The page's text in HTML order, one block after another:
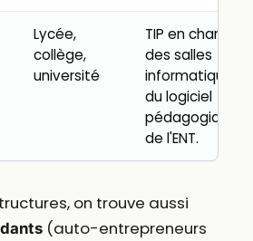
Lycée,
collège,
université
TIP en charge
des salles
informatiques,
du logiciel
pédagogique,
de l'ENT.
on trouve aussi
(auto-entrepreneurs